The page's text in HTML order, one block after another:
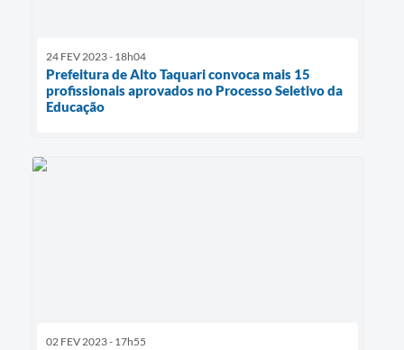
24 FEV 2023 - 18h04
Prefeitura de Alto Taquari convoca mais 15
profissionais aprovados no Processo Seletivo da
Educação
02 FEV 2023 - 17h55